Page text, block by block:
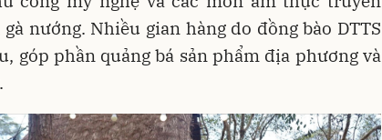
nướng. Nhiều gian hàng do đồng bào DTTS
góp phần quảng bá sản phẩm địa phương và